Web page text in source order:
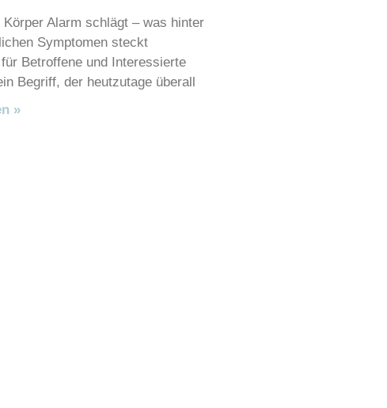
Körper Alarm schlägt – was hinter
Symptomen steckt
Betroffene und Interessierte
Begriff, der heutzutage überall
»